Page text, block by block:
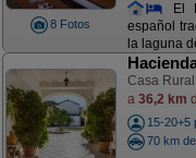
8 Fotos
El
español
la laguna
Casa
a 36,2 km
15-20+5
70 km